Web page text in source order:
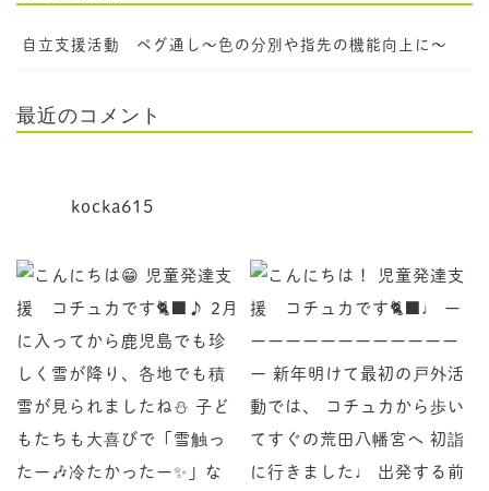
自立支援活動 ペグ通し～色の分別や指先の機能向上に～
最近のコメント
kocka615
児童発達支援 コチュカです
♩ ーーーーーーーーーーーーーー 新年明けて最初の